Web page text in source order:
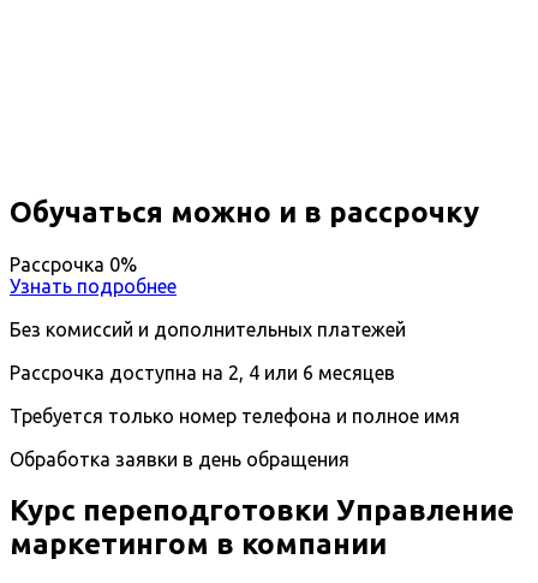
Обучаться можно и в рассрочку
Рассрочка 0%
Узнать подробнее
Без комиссий и дополнительных платежей
Рассрочка доступна на 2, 4 или 6 месяцев
Требуется только номер телефона и полное имя
Обработка заявки в день обращения
Курс переподготовки Управление
маркетингом в компании